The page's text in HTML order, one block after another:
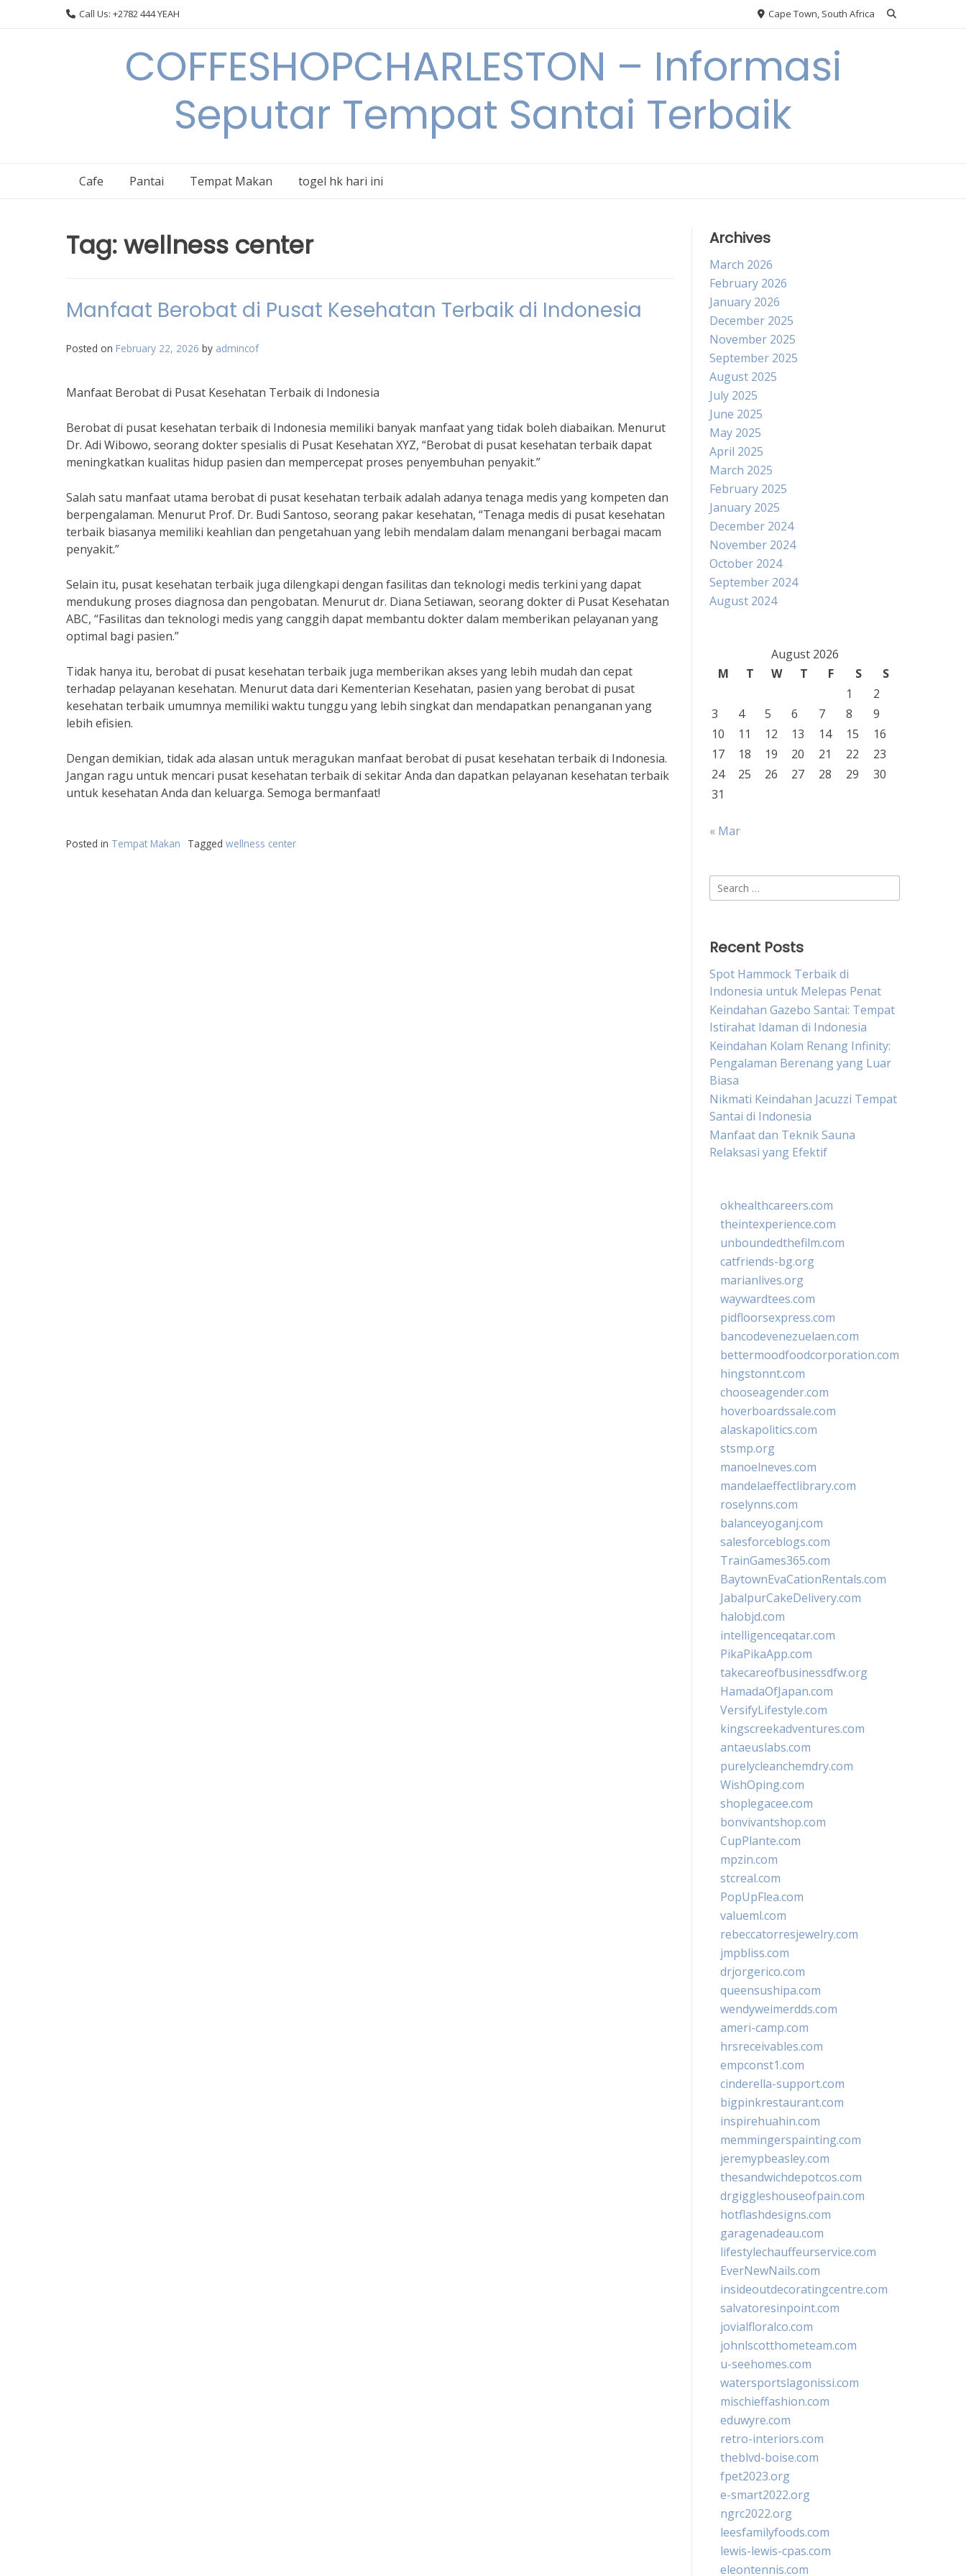
Call Us: +2782 444 YEAH Cape Town, South Africa
COFFESHOPCHARLESTON – Informasi
Seputar Tempat Santai Terbaik
Cafe Pantai Tempat Makan togel hk hari ini
Tag:wellness center
Manfaat Berobat di Pusat Kesehatan Terbaik di Indonesia
Posted on February 22, 2026 by admincof
Manfaat Berobat di Pusat Kesehatan Terbaik di Indonesia
Berobat di pusat kesehatan terbaik di Indonesia memiliki banyak manfaat yang tidak boleh diabaikan. Menurut
Dr. Adi Wibowo, seorang dokter spesialis di Pusat Kesehatan XYZ, “Berobat di pusat kesehatan terbaik dapat
meningkatkan kualitas hidup pasien dan mempercepat proses penyembuhan penyakit.”
Salah satu manfaat utama berobat di pusat kesehatan terbaik adalah adanya tenaga medis yang kompeten dan
berpengalaman. Menurut Prof. Dr. Budi Santoso, seorang pakar kesehatan, “Tenaga medis di pusat kesehatan
terbaik biasanya memiliki keahlian dan pengetahuan yang lebih mendalam dalam menangani berbagai macam
penyakit.”
Selain itu, pusat kesehatan terbaik juga dilengkapi dengan fasilitas dan teknologi medis terkini yang dapat
mendukung proses diagnosa dan pengobatan. Menurut dr. Diana Setiawan, seorang dokter di Pusat Kesehatan
ABC, “Fasilitas dan teknologi medis yang canggih dapat membantu dokter dalam memberikan pelayanan yang
optimal bagi pasien.”
Tidak hanya itu, berobat di pusat kesehatan terbaik juga memberikan akses yang lebih mudah dan cepat
terhadap pelayanan kesehatan. Menurut data dari Kementerian Kesehatan, pasien yang berobat di pusat
kesehatan terbaik umumnya memiliki waktu tunggu yang lebih singkat dan mendapatkan penanganan yang
lebih efisien.
Dengan demikian, tidak ada alasan untuk meragukan manfaat berobat di pusat kesehatan terbaik di Indonesia.
Jangan ragu untuk mencari pusat kesehatan terbaik di sekitar Anda dan dapatkan pelayanan kesehatan terbaik
untuk kesehatan Anda dan keluarga. Semoga bermanfaat!
Posted in Tempat Makan Tagged wellness center
Archives
March 2026
February 2026
January 2026
December 2025
November 2025
September 2025
August 2025
July 2025
June 2025
May 2025
April 2025
March 2025
February 2025
January 2025
December 2024
November 2024
October 2024
September 2024
August 2024
August 2026
M
T W T F S
S
1
2
3
4 5 6 7 8
9
10
11 12 13 14 15
16
17
18 19 20 21 22
23
24
25 26 27 28 29
30
31
« Mar
Search
for:
Recent Posts
Spot Hammock Terbaik di
Indonesia untuk Melepas Penat
Keindahan Gazebo Santai: Tempat
Istirahat Idaman di Indonesia
Keindahan Kolam Renang Infinity:
Pengalaman Berenang yang Luar
Biasa
Nikmati Keindahan Jacuzzi Tempat
Santai di Indonesia
Manfaat dan Teknik Sauna
Relaksasi yang Efektif
okhealthcareers.com
theintexperience.com
unboundedthefilm.com
catfriends-bg.org
marianlives.org
waywardtees.com
pidfloorsexpress.com
bancodevenezuelaen.com
bettermoodfoodcorporation.com
hingstonnt.com
chooseagender.com
hoverboardssale.com
alaskapolitics.com
stsmp.org
manoelneves.com
mandelaeffectlibrary.com
roselynns.com
balanceyoganj.com
salesforceblogs.com
TrainGames365.com
BaytownEvaCationRentals.com
JabalpurCakeDelivery.com
halobjd.com
intelligenceqatar.com
PikaPikaApp.com
takecareofbusinessdfw.org
HamadaOfJapan.com
VersifyLifestyle.com
kingscreekadventures.com
antaeuslabs.com
purelycleanchemdry.com
WishOping.com
shoplegacee.com
bonvivantshop.com
CupPlante.com
mpzin.com
stcreal.com
PopUpFlea.com
valueml.com
rebeccatorresjewelry.com
jmpbliss.com
drjorgerico.com
queensushipa.com
wendyweimerdds.com
ameri-camp.com
hrsreceivables.com
empconst1.com
cinderella-support.com
bigpinkrestaurant.com
inspirehuahin.com
memmingerspainting.com
jeremypbeasley.com
thesandwichdepotcos.com
drgiggleshouseofpain.com
hotflashdesigns.com
garagenadeau.com
lifestylechauffeurservice.com
EverNewNails.com
insideoutdecoratingcentre.com
salvatoresinpoint.com
jovialfloralco.com
johnlscotthometeam.com
u-seehomes.com
watersportslagonissi.com
mischieffashion.com
eduwyre.com
retro-interiors.com
theblvd-boise.com
fpet2023.org
e-smart2022.org
ngrc2022.org
leesfamilyfoods.com
lewis-lewis-cpas.com
eleontennis.com